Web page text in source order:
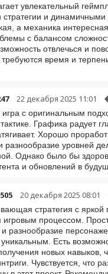
увлекательный
и динамичными
а механика
с балансом
отвлечься и
время и
22 декабря 2025 11:01
с оригинальным
Графика радует
Хорошо
разнообразие уровней
Однако было бы
и обновлений в
20 декабря 2025 08:01
стратегия с яркой
игровым процессом.
разнообразие
Есть
новых навыков,
Чувствуется, что